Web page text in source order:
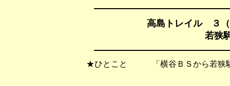
高島トレイル ３（
若狭
★ひとこと 「横谷ＢＳから若狭駒